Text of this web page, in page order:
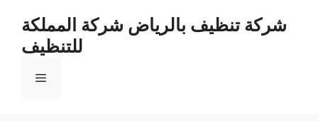
شركة تنظيف بالرياض شركة المملكة
للتنظيف
القائمة